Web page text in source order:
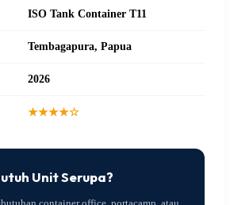
ISO Tank Container T11
Tembagapura, Papua
2026
★★★★☆
Unit Serupa?